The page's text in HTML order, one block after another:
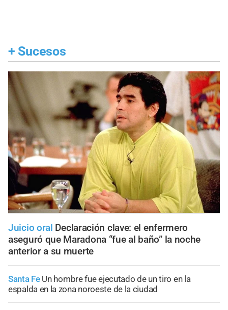
+ Sucesos
Juicio oral Declaración clave: el enfermero
aseguró que Maradona “fue al baño” la noche
anterior a su muerte
Santa Fe Un hombre fue ejecutado de un tiro en la
espalda en la zona noroeste de la ciudad